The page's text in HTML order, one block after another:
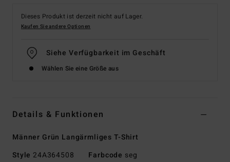
Dieses Produkt ist derzeit nicht auf Lager.
Kaufen Sie andere Optionen
Siehe Verfügbarkeit im Geschäft
Wählen Sie eine Größe aus
Details & Funktionen
Männer Grün Langärmliges T-Shirt
Style 24A364508 Farbcode seg